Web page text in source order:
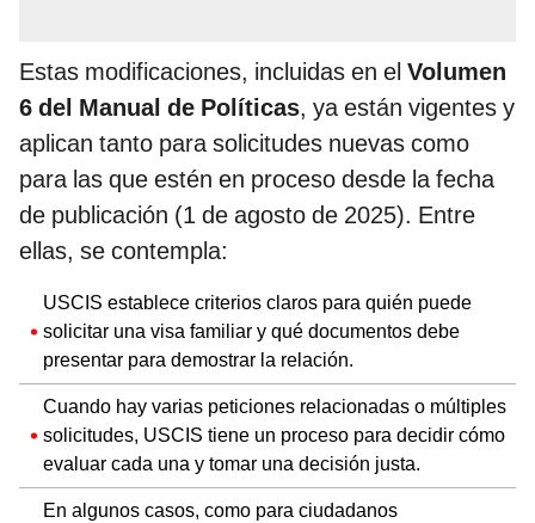
Estas modificaciones, incluidas en el Volumen
6 del Manual de Políticas, ya están vigentes y
aplican tanto para solicitudes nuevas como
para las que estén en proceso desde la fecha
de publicación (1 de agosto de 2025). Entre
ellas, se contempla:
USCIS establece criterios claros para quién puede
solicitar una visa familiar y qué documentos debe
presentar para demostrar la relación.
Cuando hay varias peticiones relacionadas o múltiples
solicitudes, USCIS tiene un proceso para decidir cómo
evaluar cada una y tomar una decisión justa.
En algunos casos, como para ciudadanos